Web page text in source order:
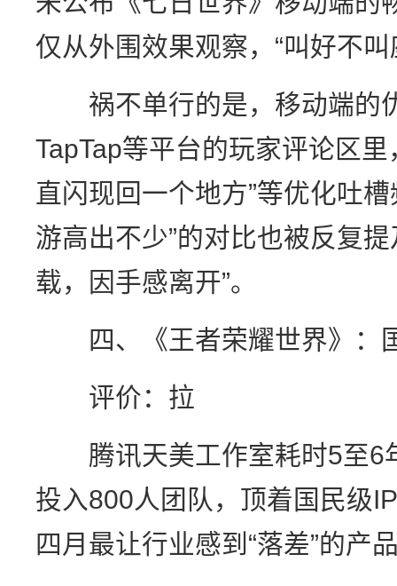
仅从外围效果观察，“叫好不
祸不单行的是，移动端的
TapTap等平台的玩家评论区里
直闪现回一个地方”等优化吐
游高出不少”的对比也被反复
载，因手感离开”。
四、《王者荣耀世界》：国
评价：拉
腾讯天美工作室耗时5至6
投入800人团队，顶着国民级
四月最让行业感到“落差”的产